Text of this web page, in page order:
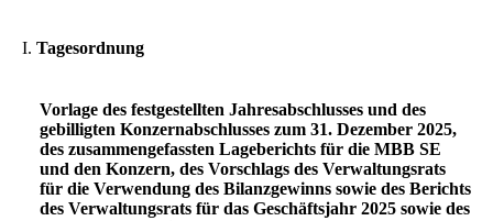
I. Tagesordnung
Vorlage des festgestellten Jahresabschlusses und des
gebilligten Konzernabschlusses zum 31. Dezember 2025,
des zusammengefassten Lageberichts für die MBB SE
und den Konzern, des Vorschlags des Verwaltungsrats
für die Verwendung des Bilanzgewinns sowie des Berichts
des Verwaltungsrats für das Geschäftsjahr 2025 sowie des